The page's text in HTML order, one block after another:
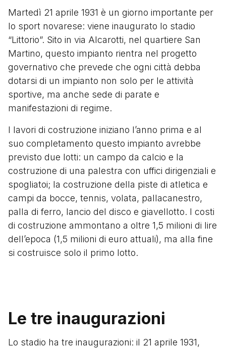
Martedì 21 aprile 1931 è un giorno importante per
lo sport novarese: viene inaugurato lo stadio
“Littorio”. Sito in via Alcarotti, nel quartiere San
Martino, questo impianto rientra nel progetto
governativo che prevede che ogni città debba
dotarsi di un impianto non solo per le attività
sportive, ma anche sede di parate e
manifestazioni di regime.
I lavori di costruzione iniziano l’anno prima e al
suo completamento questo impianto avrebbe
previsto due lotti: un campo da calcio e la
costruzione di una palestra con uffici dirigenziali e
spogliatoi; la costruzione della piste di atletica e
campi da bocce, tennis, volata, pallacanestro,
palla di ferro, lancio del disco e giavellotto. I costi
di costruzione ammontano a oltre 1,5 milioni di lire
dell’epoca (1,5 milioni di euro attuali), ma alla fine
si costruisce solo il primo lotto.
Le tre inaugurazioni
Lo stadio ha tre inaugurazioni: il 21 aprile 1931,